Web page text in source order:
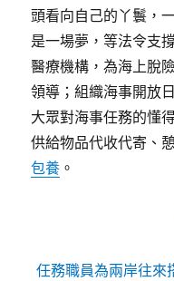
頭看向自己的丫鬟，
是一場夢，等法令支
醫療機構，為海上脫
領導；組織海事開放
大眾對海事任務的懂
供給物品代收代寄、
包養 。
任務職員為兩岸往來